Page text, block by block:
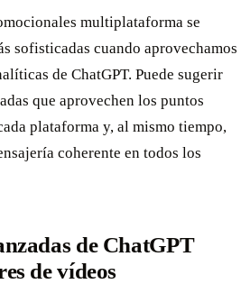
multiplataforma se
sofisticadas cuando aprovechamos
de ChatGPT. Puede sugerir
que aprovechen los puntos
plataforma y, al mismo tiempo,
coherente en todos los
de ChatGPT
de vídeos